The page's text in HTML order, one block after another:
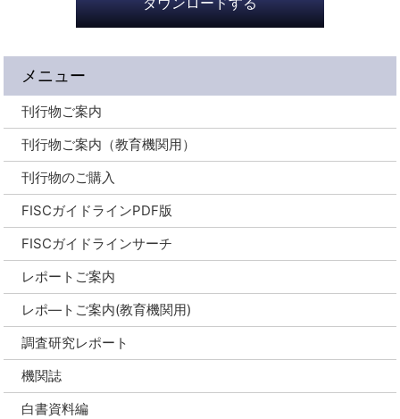
メニュー
刊行物ご案内
刊行物ご案内（教育機関用）
刊行物のご購入
FISCガイドラインPDF版
FISCガイドラインサーチ
レポートご案内
レポ―トご案内(教育機関用)
調査研究レポート
機関誌
白書資料編